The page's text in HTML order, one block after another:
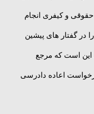
و کیفری انجام
در گفتار های پیشین
این است که مرجع
اعاده دادرسی